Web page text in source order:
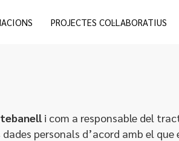
PROJECTES COL·LABORATIUS
i com a responsable del
personals d’acord amb el